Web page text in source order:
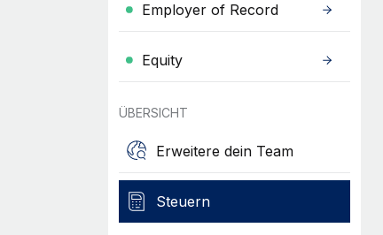
Employer of Record
Equity
ÜBERSICHT
Erweitere dein Team
Steuern